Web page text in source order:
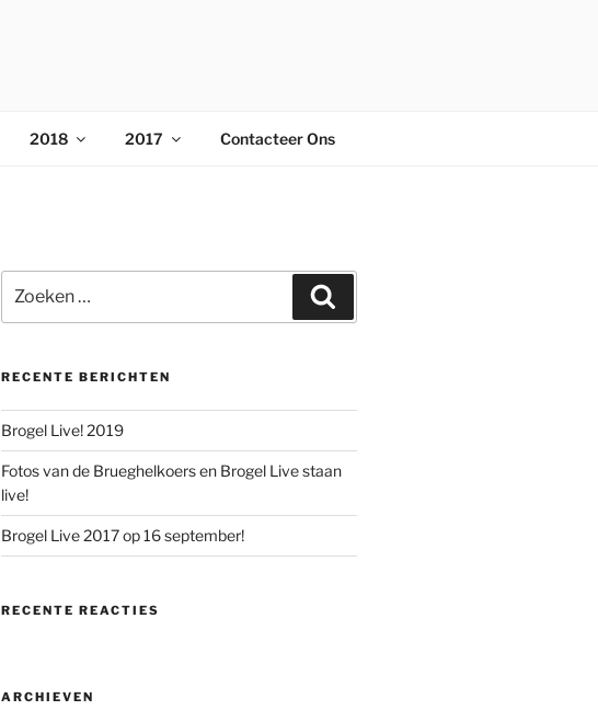
2018 2017 Contacteer Ons
naar:
RECENTE BERICHTEN
Brogel Live! 2019
Fotos van de Brueghelkoers en Brogel Live staan
live!
Brogel Live 2017 op 16 september!
RECENTE REACTIES
ARCHIEVEN